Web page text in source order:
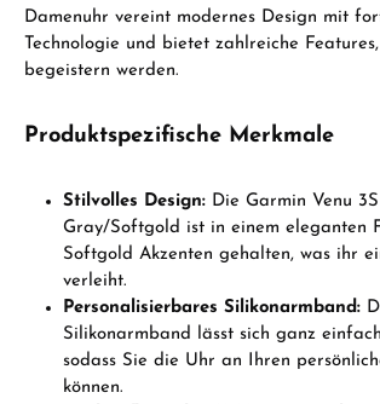
Damenuhr vereint modernes Design mit
Technologie und bietet zahlreiche
begeistern werden.
Produktspezifische Merkmale
Stilvolles Design: Die Garmin Venu
Gray/Softgold ist in einem eleganten
Softgold Akzenten gehalten, was ihr
verleiht.
Personalisierbares Silikonarmband:
Silikonarmband lässt sich ganz
sodass Sie die Uhr an Ihren
können.